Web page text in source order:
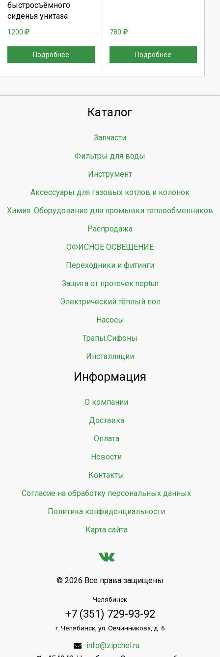
быстросъёмного
сиденья унитаза
1200
Подробнее
Отмена
780
Подробнее
Каталог
Запчасти
Фильтры для воды
Инструмент
Аксессуары для газовых котлов и колонок
Химия. Оборудование для промывки теплообменников
Распродажа
ОФИСНОЕ ОСВЕЩЕНИЕ
Переходники и фитинги
Защита от протечек neptun
Электрический тёплый пол
Насосы
Трапы.Сифоны
Инсталляции
Информация
О компании
Доставка
Оплата
Новости
Контакты
Согласие на обработку персональных данных
Политика конфиденциальности
Карта сайта
© 2026 Все права защищены
Челябинск
+7 (351) 729-93-92
г. Челябинск, ул. Овчинникова, д. 6
info@zipchel.ru